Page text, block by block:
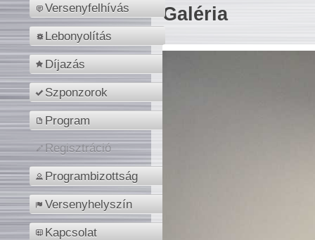
Versenyfelhívás
Lebonyolítás
Díjazás
Szponzorok
Program
Regisztráció
Programbizottság
Versenyhelyszín
Kapcsolat
Galéria